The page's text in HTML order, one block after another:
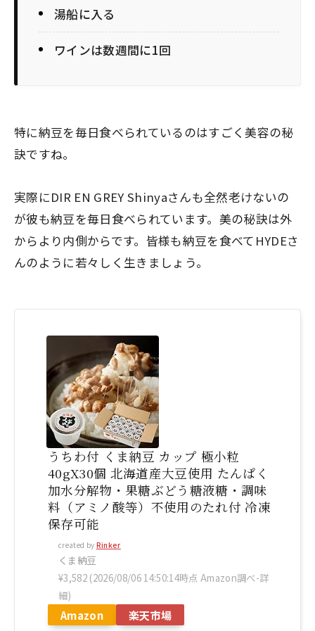
湯船に入る
ワインは数週間に1回
特に納豆を毎日食べられているのはすごく美容の秘
訣ですね。
実際にDIR EN GREY Shinyaさんも全然老けないの
が彼も納豆を毎日食べられています。美の秘訣は外
からより内側からです。皆様も納豆を食べてHYDEさ
んのように若々しく生きましょう。
うちわ付 くま納豆 カップ 極小粒
40gX30個 北海道産大豆使用 たんぱく
加水分解物・果糖ぶどう糖液糖・調味
料（アミノ酸等）不使用のたれ付 冷凍
保存可能
created by Rinker
くま納豆
¥3,582 (2026/08/06 14:50:14時点 Amazon調べ-詳
細)
Amazon 楽天市場